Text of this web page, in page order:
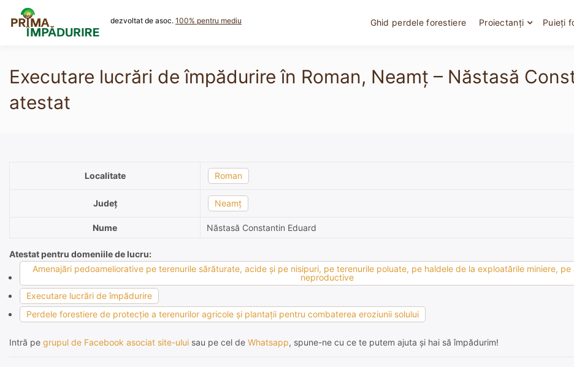
content
dezvoltat de asoc. 100% pentru mediu Ghid perdele forestiere Proiectanți Puieți
Executare lucrări de împădurire în Roman, Neamț – Năstasă
atestat
Localitate Roman
Județ Neamț
Nume Năstasă Constantin Eduard
Atestat pentru domeniile de lucru:
Amenajări pedoameliorative pe terenurile sărăturate, acide şi pe nisipuri, pe terenurile poluate, pe haldele de la exploatările miniere, pe
neproductive
Executare lucrări de împădurire
Perdele forestiere de protecţie a terenurilor agricole şi plantaţii pentru combaterea eroziunii solului
Intră pe grupul de Facebook asociat site-ului sau pe cel de Whatsapp, spune-ne cu ce te putem ajuta și hai să împădurim!